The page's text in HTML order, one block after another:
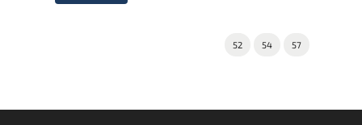
52 54 57